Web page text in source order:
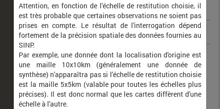
Nom latin Nom vernaculaire
Amegilla albigena Amégille à joues blanches
Attention, en fonction de l'échelle de restitution choisie, il
est très probable que certaines observations ne soient pas
prises en compte. Le résultat de l'interrogation dépend
fortement de la précision spatiale des données fournies au
SINP.
Par exemple, une donnée dont la localisation d'origine est
une maille 10x10km (généralement une donnée de
synthèse) n'apparaîtra pas si l'échelle de restitution choisie
est la maille 5x5km (valable pour toutes les échelles plus
précises). Il est donc normal que les cartes diffèrent d'une
échelle à l'autre.